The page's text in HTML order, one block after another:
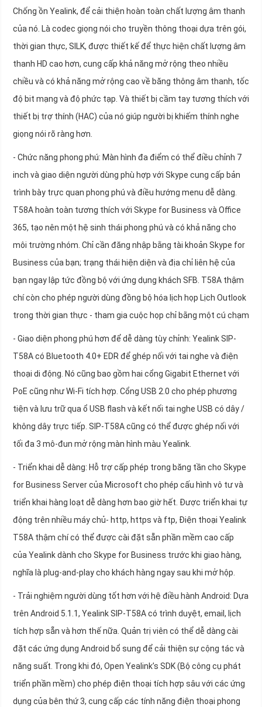
Chống ồn Yealink, để cải thiện hoàn toàn chất lượng âm thanh
của nó. Là codec giọng nói cho truyền thông thoại dựa trên gói,
thời gian thực, SILK, được thiết kế để thực hiện chất lượng âm
thanh HD cao hơn, cung cấp khả năng mở rộng theo nhiều
chiều và có khả năng mở rộng cao về băng thông âm thanh, tốc
độ bit mạng và độ phức tạp. Và thiết bị cầm tay tương thích với
thiết bị trợ thính (HAC) của nó giúp người bị khiếm thính nghe
giọng nói rõ ràng hơn.
- Chức năng phong phú: Màn hình đa điểm có thể điều chỉnh 7
inch và giao diện người dùng phù hợp với Skype cung cấp bản
trình bày trực quan phong phú và điều hướng menu dễ dàng.
T58A hoàn toàn tương thích với Skype for Business và Office
365, tạo nên một hệ sinh thái phong phú và có khả năng cho
môi trường nhóm. Chỉ cần đăng nhập bằng tài khoản Skype for
Business của bạn; trạng thái hiện diện và địa chỉ liên hệ của
bạn ngay lập tức đồng bộ với ứng dụng khách SFB. T58A thậm
chí còn cho phép người dùng đồng bộ hóa lịch họp Lịch Outlook
trong thời gian thực - tham gia cuộc họp chỉ bằng một cú chạm
- Giao diện phong phú hơn để dễ dàng tùy chỉnh: Yealink SIP-
T58A có Bluetooth 4.0+ EDR để ghép nối với tai nghe và điện
thoại di động. Nó cũng bao gồm hai cổng Gigabit Ethernet với
PoE cũng như Wi-Fi tích hợp. Cổng USB 2.0 cho phép phương
tiện và lưu trữ qua ổ USB flash và kết nối tai nghe USB có dây /
không dây trực tiếp. SIP-T58A cũng có thể được ghép nối với
tối đa 3 mô-đun mở rộng màn hình màu Yealink.
- Triển khai dễ dàng: Hỗ trợ cấp phép trong băng tần cho Skype
for Business Server của Microsoft cho phép cấu hình vô tư và
triển khai hàng loạt dễ dàng hơn bao giờ hết. Được triển khai tự
động trên nhiều máy chủ- http, https và ftp, Điện thoại Yealink
T58A thậm chí có thể được cài đặt sẵn phần mềm cao cấp
của Yealink dành cho Skype for Business trước khi giao hàng,
nghĩa là plug-and-play cho khách hàng ngay sau khi mở hộp.
- Trải nghiệm người dùng tốt hơn với hệ điều hành Android: Dựa
trên Android 5.1.1, Yealink SIP-T58A có trình duyệt, email, lịch
tích hợp sẵn và hơn thế nữa. Quản trị viên có thể dễ dàng cài
đặt các ứng dụng Android bổ sung để cải thiện sự cộng tác và
năng suất. Trong khi đó, Open Yealink’s SDK (Bộ công cụ phát
triển phần mềm) cho phép điện thoại tích hợp sâu với các ứng
dụng của bên thứ 3, cung cấp các tính năng điện thoại phong